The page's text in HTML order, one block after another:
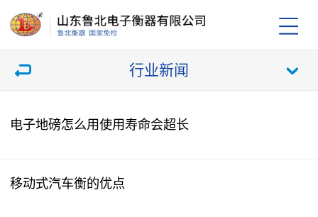
行业新闻
电子地磅怎么用使用寿命会超长
移动式汽车衡的优点